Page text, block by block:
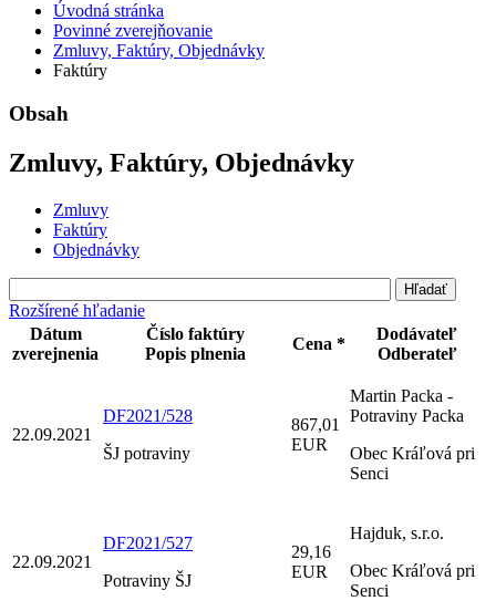
Úvodná stránka
Povinné zverejňovanie
Zmluvy, Faktúry, Objednávky
Faktúry
Obsah
Zmluvy, Faktúry, Objednávky
Zmluvy
Faktúry
Objednávky
Rozšírené hľadanie
Dátum
zverejnenia
Číslo faktúry
Popis plnenia
Cena *
Dodávateľ
Odberateľ
22.09.2021
DF2021/528
ŠJ potraviny
867,01
EUR
Martin Packa -
Potraviny Packa
Obec Kráľová pri
Senci
22.09.2021
DF2021/527
Potraviny ŠJ
29,16
EUR
Hajduk, s.r.o.
Obec Kráľová pri
Senci